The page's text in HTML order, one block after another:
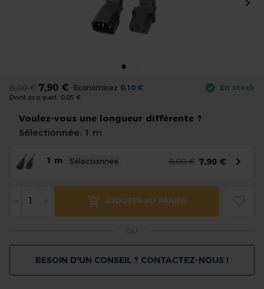
7,90 €
8,00 € Economisez 0,10 €
Dont éco-part: 0,05 €
Voulez-vous une longueur différente ?
Sélectionnée: 1 m
1 m Sélectionnée 7,90 €
8,00 €
AJOUTER AU PANIER
En stock
BESOIN D'UN CONSEIL ? CONTACTEZ-NOUS !
the
beginning
the
gallery